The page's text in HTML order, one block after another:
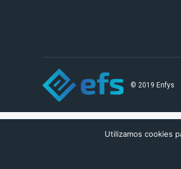
© 2019 Enfys
Utilizamos cookies